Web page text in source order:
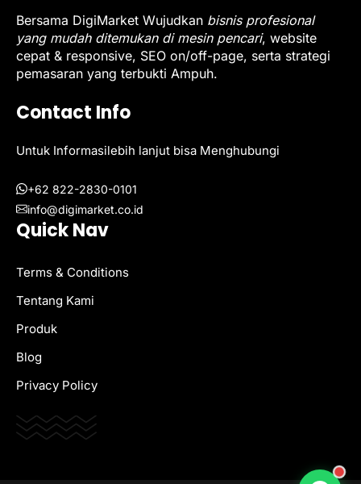
Bersama DigiMarket Wujudkan bisnis profesional
yang mudah ditemukan di mesin pencari, website
cepat & responsive, SEO on/off-page, serta strategi
pemasaran yang terbukti Ampuh.
Contact Info
Untuk Informasilebih lanjut bisa Menghubungi
+62 822-2830-0101
info@digimarket.co.id
Quick Nav
Terms & Conditions
Tentang Kami
Produk
Blog
Privacy Policy